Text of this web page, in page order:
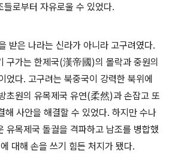
들로부터 자유로울 수 있었다.
받은 나라는 신라가 아니라 고구려였다.
구가는 한제국(漢帝國)의 몰락과 중원의
었다. 고구려는 북중국이 강력한 북위에
초원의 유목제국 유연(柔然)과 손잡고 또
사안을 해결할 수 있었다. 하지만 수나
유목제국 돌궐을 격파하고 남조를 병합했
대해 손을 쓰기 힘든 처지가 됐다.